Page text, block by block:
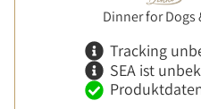
Dinner for Dogs
Tracking
SEA ist